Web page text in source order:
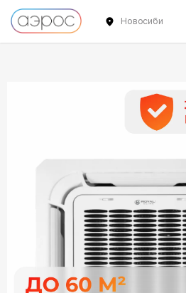
Новосибирск
в наличии
в наличии